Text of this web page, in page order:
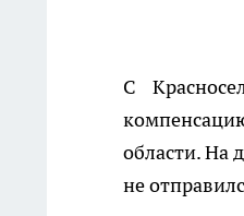
С
области. На
не